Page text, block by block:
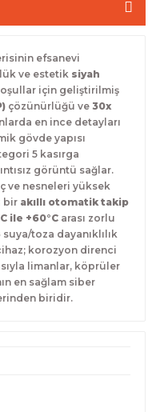
efsanevi
ve estetik siyah
için geliştirilmiş
çözünürlüğü ve 30x
en ince detayları
gövde yapısı
5 kasırga
görüntü sağlar.
ve nesneleri yüksek
bir akıllı otomatik takip
ile +60°C arası zorlu
suya/toza dayanıklılık
korozyon direnci
limanlar, köprüler
en sağlam siber
biridir.